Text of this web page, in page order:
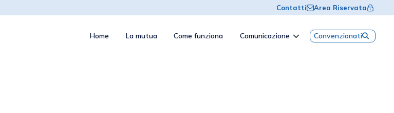
Contatti Area Riservata
Home La mutua Come funziona Comunicazione Convenzionati